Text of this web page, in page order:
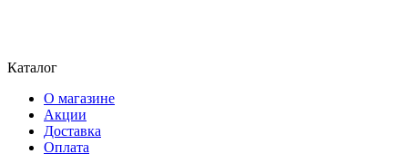
Каталог
О магазине
Акции
Доставка
Оплата